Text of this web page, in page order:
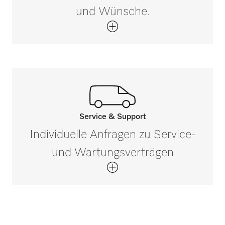
PLW 6011
Nettogewicht in kgund Wünsche.
Rufen Sie unsere Experten an.
Wenn Sie Fragen haben oder weitere
Informationen benötigen, kontaktieren Sie
uns bitte unter 0 52 41 22 44 644*
Service & Support
Individuelle Anfragen zu Service-
und Wartungsverträgen